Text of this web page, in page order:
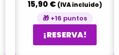
15,90 € (IVA incluido)
🎁 +16 puntos
¡RESERVA!